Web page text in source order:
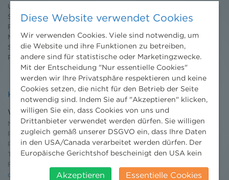
Umweltrechtsblog
Seminare
Publikationen
Moot Court
Stipendium
Pressebereich
Kontakt
Wien
Niederhuber & Partner
Rechtsanwälte GmbH
Reisnerstraße 53, 1030 Wien
T:
+43 1 513 21 24-0
F: +43 1 513 21 24-300
office@nhp.eu
Diese Website verwendet Cookies
Wir verwenden Cookies. Viele sind notwendig, um
die Website und ihre Funktionen zu betreiben,
andere sind für statistische oder Marketingzwecke.
Mit der Entscheidung "Nur essentielle Cookies"
werden wir Ihre Privatsphäre respektieren und keine
Cookies setzen, die nicht für den Betrieb der Seite
notwendig sind. Indem Sie auf "Akzeptieren" klicken,
willigen Sie ein, dass Cookies von uns und
Drittanbieter verwendet werden dürfen. Sie willigen
zugleich gemäß unserer DSGVO ein, dass Ihre Daten
in den USA/Canada verarbeitet werden dürfen. Der
Europäische Gerichtshof bescheinigt den USA kein
insbesondere das Risiko, dass ihre Daten durch US-
Akzeptieren
Essentielle Cookies